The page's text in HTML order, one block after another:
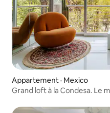
Appartement · Mexico
Grand loft à la Condesa. Le